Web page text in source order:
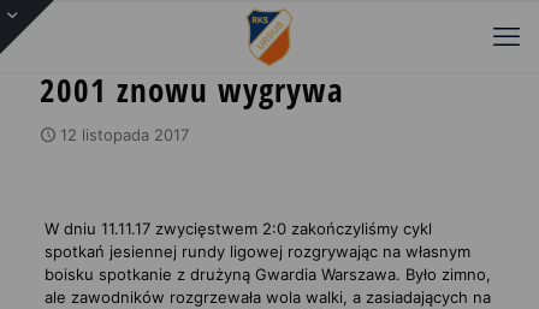
2001 znowu wygrywa
12 listopada 2017
W dniu 11.11.17 zwycięstwem 2:0 zakończyliśmy cykl
spotkań jesiennej rundy ligowej rozgrywając na własnym
boisku spotkanie z drużyną Gwardia Warszawa. Było zimno,
ale zawodników rozgrzewała wola walki, a zasiadających na